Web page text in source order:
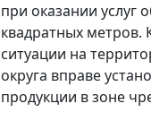
при оказании услуг
квадратных метров.
ситуации на
округа вправе
продукции в зоне